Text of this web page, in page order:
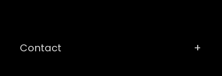
Contact